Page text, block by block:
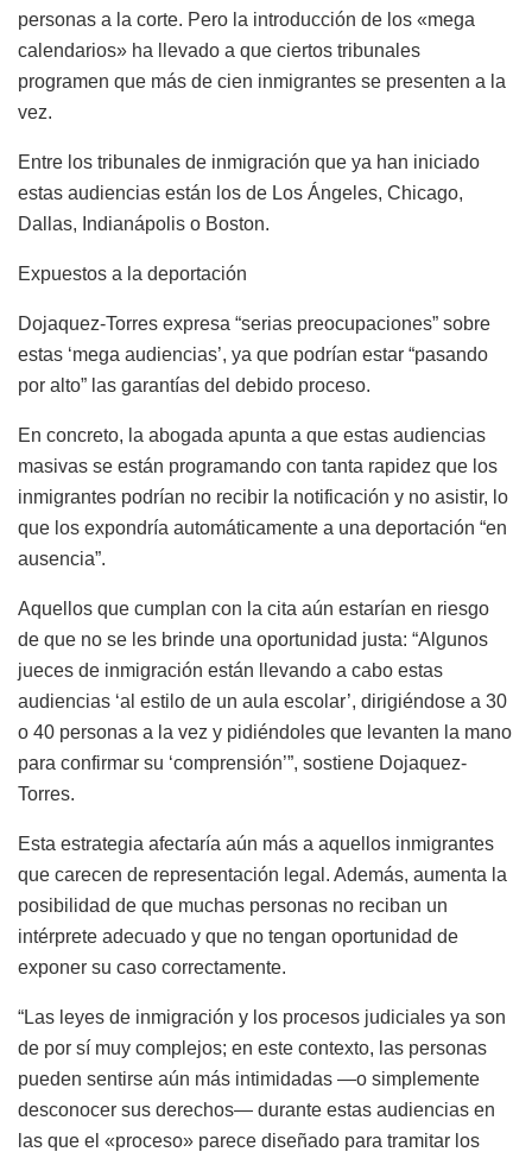
personas a la corte. Pero la introducción de los «mega
calendarios» ha llevado a que ciertos tribunales
programen que más de cien inmigrantes se presenten a la
vez.
Entre los tribunales de inmigración que ya han iniciado
estas audiencias están los de Los Ángeles, Chicago,
Dallas, Indianápolis o Boston.
Expuestos a la deportación
Dojaquez-Torres expresa “serias preocupaciones” sobre
estas ‘mega audiencias’, ya que podrían estar “pasando
por alto” las garantías del debido proceso.
En concreto, la abogada apunta a que estas audiencias
masivas se están programando con tanta rapidez que los
inmigrantes podrían no recibir la notificación y no asistir, lo
que los expondría automáticamente a una deportación “en
ausencia”.
Aquellos que cumplan con la cita aún estarían en riesgo
de que no se les brinde una oportunidad justa: “Algunos
jueces de inmigración están llevando a cabo estas
audiencias ‘al estilo de un aula escolar’, dirigiéndose a 30
o 40 personas a la vez y pidiéndoles que levanten la mano
para confirmar su ‘comprensión’”, sostiene Dojaquez-
Torres.
Esta estrategia afectaría aún más a aquellos inmigrantes
que carecen de representación legal. Además, aumenta la
posibilidad de que muchas personas no reciban un
intérprete adecuado y que no tengan oportunidad de
exponer su caso correctamente.
“Las leyes de inmigración y los procesos judiciales ya son
de por sí muy complejos; en este contexto, las personas
pueden sentirse aún más intimidadas —o simplemente
desconocer sus derechos— durante estas audiencias en
las que el «proceso» parece diseñado para tramitar los